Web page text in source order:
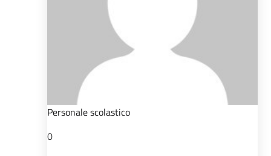
Personale scolastico
0